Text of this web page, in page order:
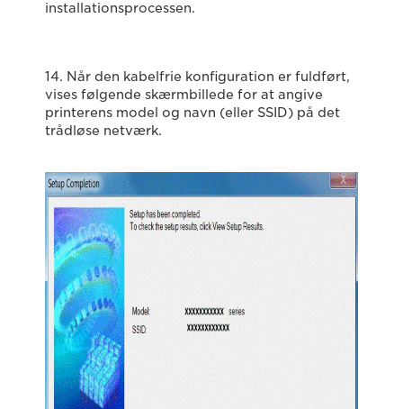
installationsprocessen.
14. Når den kabelfrie konfiguration er fuldført,
vises følgende skærmbillede for at angive
printerens model og navn (eller SSID) på det
trådløse netværk.